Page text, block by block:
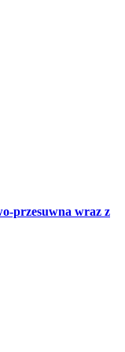
przesuwna wraz z